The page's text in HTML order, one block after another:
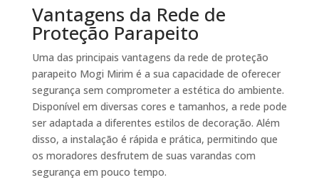
Vantagens da Rede de
Proteção Parapeito
Uma das principais vantagens da rede de proteção
parapeito Mogi Mirim é a sua capacidade de oferecer
segurança sem comprometer a estética do ambiente.
Disponível em diversas cores e tamanhos, a rede pode
ser adaptada a diferentes estilos de decoração. Além
disso, a instalação é rápida e prática, permitindo que
os moradores desfrutem de suas varandas com
segurança em pouco tempo.